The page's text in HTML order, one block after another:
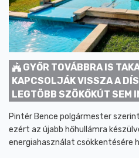
GYŐR TOVÁBBRA IS
KAPCSOLJÁK VISSZA A
LEGTÖBB SZÖKŐKÚT SEM
Pintér Bence polgármester
ezért az újabb hőhullámra
energiahasználat csökkentésére